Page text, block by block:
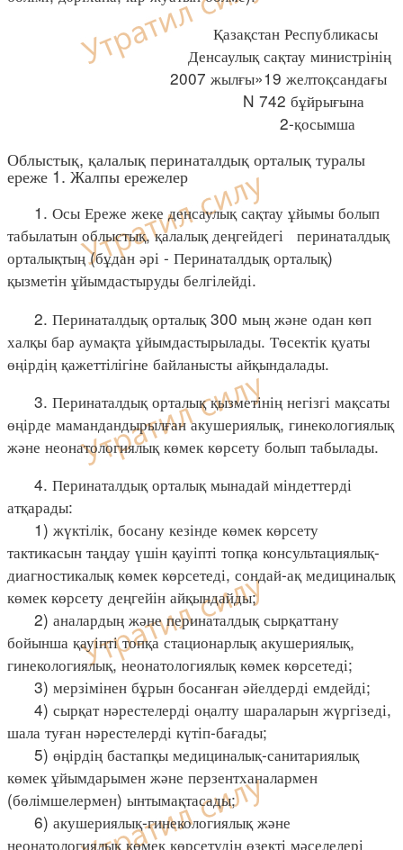
Қазақстан Республикасы
Денсаулық сақтау министрінің
2007 жылғы»19 желтоқсандағы
N 742 бұйрығына
2-қосымша
Облыстық, қалалық перинаталдық орталық туралы
ереже 1. Жалпы ережелер
1. Осы Ереже жеке денсаулық сақтау ұйымы болып
табылатын облыстық, қалалық деңгейдегі перинаталдық
орталықтың (бұдан әрі - Перинаталдық орталық)
қызметін ұйымдастыруды белгілейді.
2. Перинаталдық орталық 300 мың және одан көп
халқы бар аумақта ұйымдастырылады. Төсектік қуаты
өңірдің қажеттілігіне байланысты айқындалады.
3. Перинаталдық орталық қызметінің негізгі мақсаты
өңірде мамандандырылған акушериялық, гинекологиялық
және неонатологиялық көмек көрсету болып табылады.
4. Перинаталдық орталық мынадай міндеттерді
атқарады:
1) жүктілік, босану кезінде көмек көрсету
тактикасын таңдау үшін қауіпті топқа консультациялық-
диагностикалық көмек көрсетеді, сондай-ақ медициналық
көмек көрсету деңгейін айқындайды;
2) аналардың және перинаталдық сырқаттану
бойынша қауіпті топқа стационарлық акушериялық,
гинекологиялық, неонатологиялық көмек көрсетеді;
3) мерзімінен бұрын босанған әйелдерді емдейді;
4) сырқат нәрестелерді оңалту шараларын жүргізеді,
шала туған нәрестелерді күтіп-бағады;
5) өңірдің бастапқы медициналық-санитариялық
көмек ұйымдарымен және перзентханалармен
(бөлімшелермен) ынтымақтасады;
6) акушериялық-гинекологиялық және
неонатологиялық көмек көрсетудің өзекті мәселелері